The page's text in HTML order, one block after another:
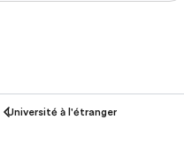
Université à l'étranger